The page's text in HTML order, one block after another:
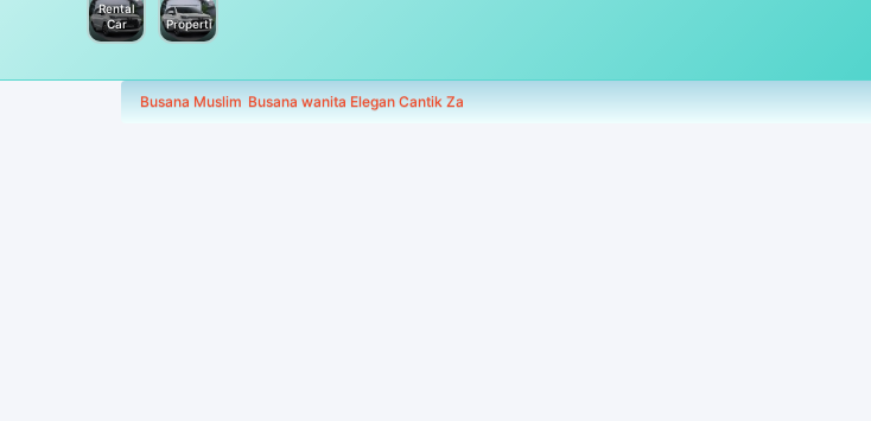
Rental
Car
Properti
Busana Muslim Busana wanita Elegan Cantik Za